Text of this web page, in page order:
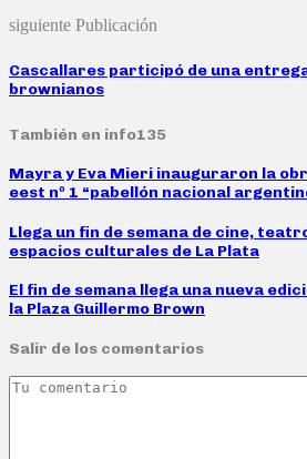
siguiente Publicación
Cascallares participó de una
brownianos
También en info135
Mayra y Eva Mieri inauguraron la
eest nº 1 “pabellón nacional
Llega un fin de semana de cine,
espacios culturales de La Plata
El fin de semana llega una nueva
la Plaza Guillermo Brown
Salir de los comentarios